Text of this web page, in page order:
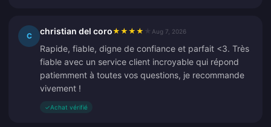
C christian del coro★ ★ ★ ★ Aug 7, 2026
Rapide, fiable, digne de confiance et parfait <3. Très
fiable avec un service client incroyable qui répond
patiemment à toutes vos questions, je recommande
vivement !
✓Achat vérifié